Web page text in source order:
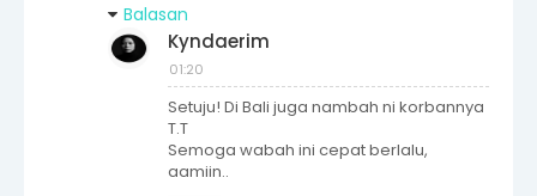
Balasan
Kyndaerim
01:20
Setuju! Di Bali juga nambah ni korbannya
T.T
Semoga wabah ini cepat berlalu,
aamiin..